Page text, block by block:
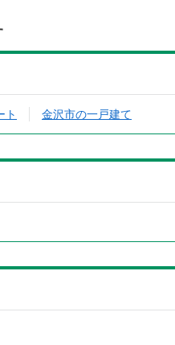
ト 金沢市の一戸建て